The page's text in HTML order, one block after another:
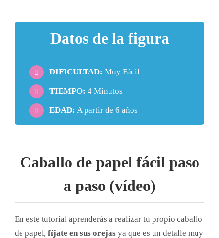
Datos de la figura
DIFICULTAD: Muy Fácil
TIEMPO: 4 Minutos
EDAD: A partir de 6 años
Caballo de papel fácil paso
a paso (vídeo)
En este tutorial aprenderás a realizar tu propio caballo
de papel, fíjate en sus orejas ya que es un detalle muy